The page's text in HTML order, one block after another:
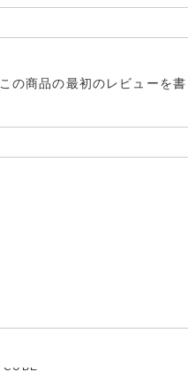
この商品の最初のレビューを